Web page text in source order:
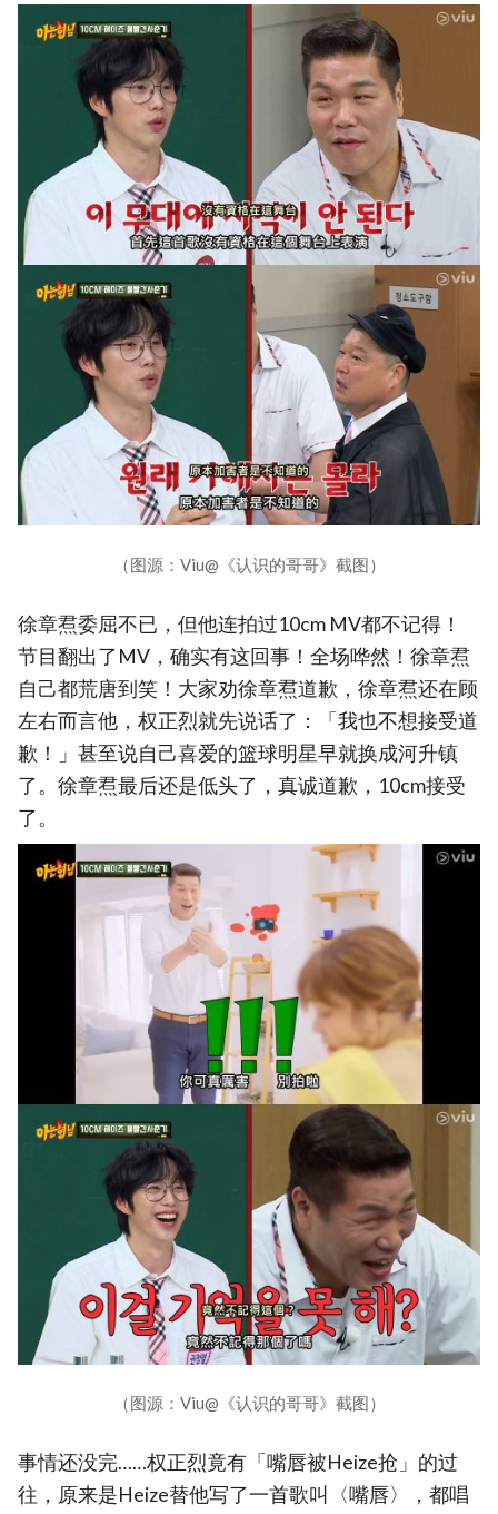
（图源：Viu@《认识的哥哥》截图）
徐章焄委屈不已，但他连拍过10cm MV都不记得！
节目翻出了MV，确实有这回事！全场哗然！徐章焄
自己都荒唐到笑！大家劝徐章焄道歉，徐章焄还在顾
左右而言他，权正烈就先说话了：「我也不想接受道
歉！」甚至说自己喜爱的篮球明星早就换成河升镇
了。徐章焄最后还是低头了，真诚道歉，10cm接受
了。
（图源：Viu@《认识的哥哥》截图）
事情还没完……权正烈竟有「嘴唇被Heize抢」的过
往，原来是Heize替他写了一首歌叫〈嘴唇〉，都唱